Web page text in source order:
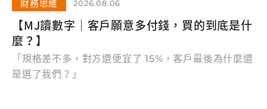
財務思維 2026.08.06
【MJ讀數字｜客戶願意多付錢，買的到底是什
麼？】
「規格差不多，對方還便宜了 15%，客戶最後為什麼還
是選了我們？」